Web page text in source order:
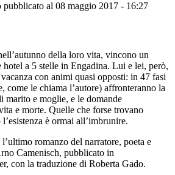
pubblicato al 08 maggio 2017 - 16:27
della loro vita, vincono un
hotel a 5 stelle in Engadina. Lui e lei, però,
con animi quasi opposti: in 47 fasi
come le chiama l’autore) affronteranno la
marito e moglie, e le domande
e morte. Quelle che forse trovano
è ormai all’imbrunire.
romanzo del narratore, poeta e
Camenisch, pubblicato in
con la traduzione di Roberta Gado.